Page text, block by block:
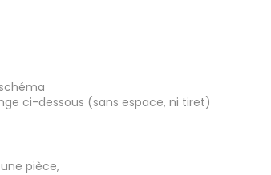
ci-dessous (sans espace, ni tiret)
pièce,